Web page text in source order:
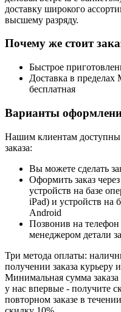
доставку широкого
высшему разряду.
Почему же стоит
Быстрое
Доставка в
бесплатная
Варианты
Нашим клиентам
заказа:
Вы можете сделать
Оформить заказ
устройств на базе
iPad) и устройств на
Android
Позвонив на
менеджером детали
Три метода оплаты:
получении заказа курьеру
Минимальная сумма
у нас впервые - получите
повторном заказе в